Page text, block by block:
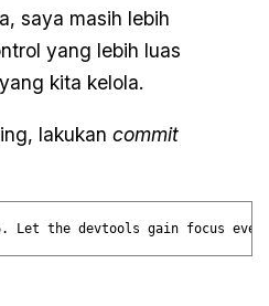
saya masih lebih
yang lebih luas
kita kelola.
lakukancommit